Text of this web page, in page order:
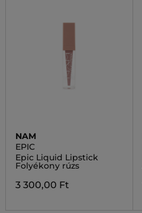
NAM
EPIC
Epic Liquid Lipstick
Folyékony rúzs
3 300,00 Ft